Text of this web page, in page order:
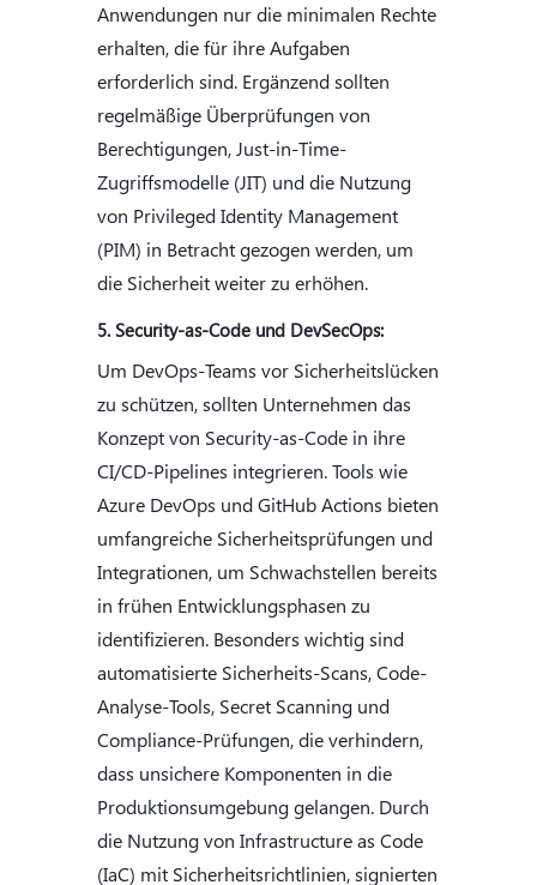
Anwendungen nur die minimalen Rechte
erhalten, die für ihre Aufgaben
erforderlich sind. Ergänzend sollten
regelmäßige Überprüfungen von
Berechtigungen, Just-in-Time-
Zugriffsmodelle (JIT) und die Nutzung
von Privileged Identity Management
(PIM) in Betracht gezogen werden, um
die Sicherheit weiter zu erhöhen.
5. Security-as-Code und DevSecOps:
Um DevOps-Teams vor Sicherheitslücken
zu schützen, sollten Unternehmen das
Konzept von Security-as-Code in ihre
CI/CD-Pipelines integrieren. Tools wie
Azure DevOps und GitHub Actions bieten
umfangreiche Sicherheitsprüfungen und
Integrationen, um Schwachstellen bereits
in frühen Entwicklungsphasen zu
identifizieren. Besonders wichtig sind
automatisierte Sicherheits-Scans, Code-
Analyse-Tools, Secret Scanning und
Compliance-Prüfungen, die verhindern,
dass unsichere Komponenten in die
Produktionsumgebung gelangen. Durch
die Nutzung von Infrastructure as Code
(IaC) mit Sicherheitsrichtlinien, signierten